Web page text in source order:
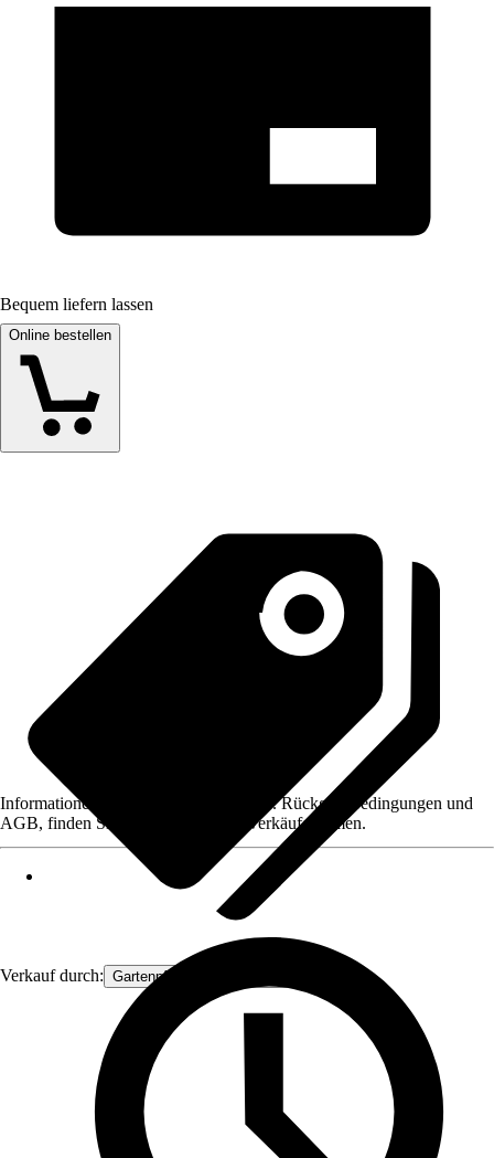
Bequem liefern lassen
Online bestellen
Verkauf durch: Gartenpflanzen Ammerland
Informationen des Verkäufers, wie z. B. Rückgabebedingungen und
AGB, finden Sie bei Klick auf den Verkäufernamen.